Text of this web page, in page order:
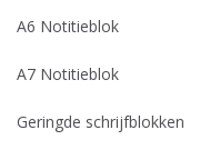
A6 Notitieblok
A7 Notitieblok
Geringde schrijfblokken